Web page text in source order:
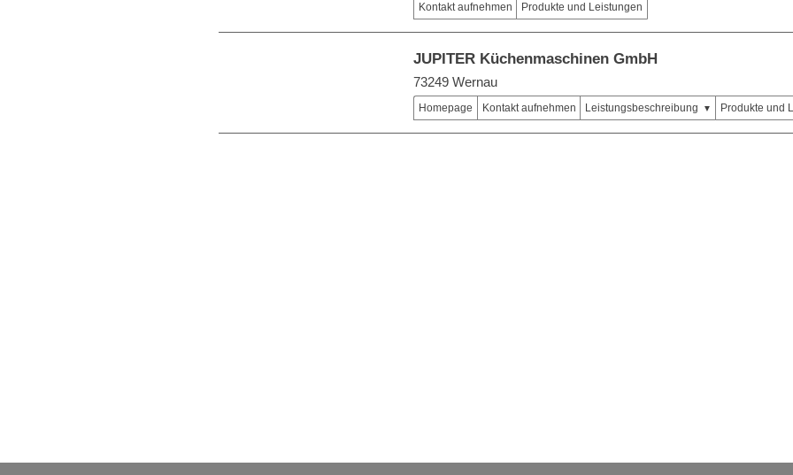
Kontakt aufnehmen Produkte und Leistungen
JUPITER Küchenmaschinen GmbH
73249 Wernau
Homepage Kontakt aufnehmen Leistungsbeschreibung Produkte und